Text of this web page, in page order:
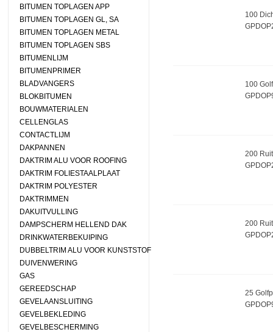
BITUMEN TOPLAGEN APP
BITUMEN TOPLAGEN GL, SA
BITUMEN TOPLAGEN METAL
BITUMEN TOPLAGEN SBS
BITUMENLIJM
BITUMENPRIMER
BLADVANGERS
BLOKBITUMEN
BOUWMATERIALEN
CELLENGLAS
CONTACTLIJM
DAKPANNEN
DAKTRIM ALU VOOR ROOFING
DAKTRIM FOLIESTAALPLAAT
DAKTRIM POLYESTER
DAKTRIMMEN
DAKUITVULLING
DAMPSCHERM HELLEND DAK
DRINKWATERBEKUIPING
DUBBELTRIM ALU VOOR KUNSTSTOF
DUIVENWERING
GAS
GEREEDSCHAP
GEVELAANSLUITING
GEVELBEKLEDING
GEVELBESCHERMING
100
100
200
200
25